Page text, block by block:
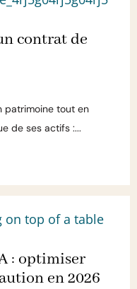
contrat de
patrimoine tout en
de ses actifs :...
: optimiser
en 2026